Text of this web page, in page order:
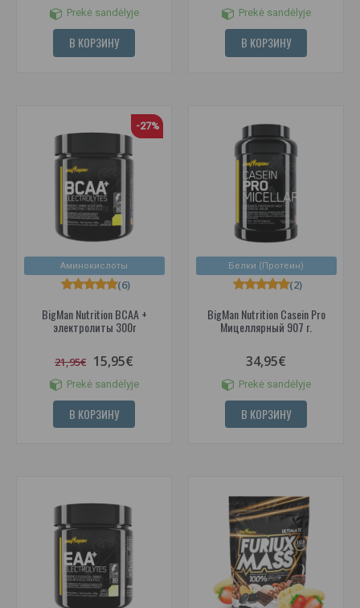
Prekė sandėlyje
В КОРЗИНУ
Prekė sandėlyje
В КОРЗИНУ
Аминокислоты
-27%
BigMan Nutrition BCAA +
электролиты 300г
(6)
21,95€ 15,95€
Prekė sandėlyje
В КОРЗИНУ
Белки (Протеин)
BigMan Nutrition Casein Pro
Мицеллярный 907 г.
(2)
34,95€
Prekė sandėlyje
В КОРЗИНУ